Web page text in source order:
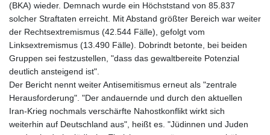
(BKA) wieder. Demnach wurde ein Höchststand von 85.837
solcher Straftaten erreicht. Mit Abstand größter Bereich war weiter
der Rechtsextremismus (42.544 Fälle), gefolgt vom
Linksextremismus (13.490 Fälle). Dobrindt betonte, bei beiden
Gruppen sei festzustellen, "dass das gewaltbereite Potenzial
deutlich ansteigend ist".
Der Bericht nennt weiter Antisemitismus erneut als "zentrale
Herausforderung". "Der andauernde und durch den aktuellen
Iran-Krieg nochmals verschärfte Nahostkonflikt wirkt sich
weiterhin auf Deutschland aus", heißt es. "Jüdinnen und Juden